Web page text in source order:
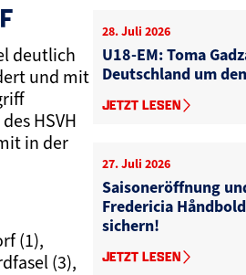
deutlich
und mit
HSVH
in der
(1),
(3),
28. Juli 2026
U18-EM: Toma
Deutschland um
JETZT LESEN
27. Juli 2026
Saisoneröffnung
Fredericia
sichern!
JETZT LESEN